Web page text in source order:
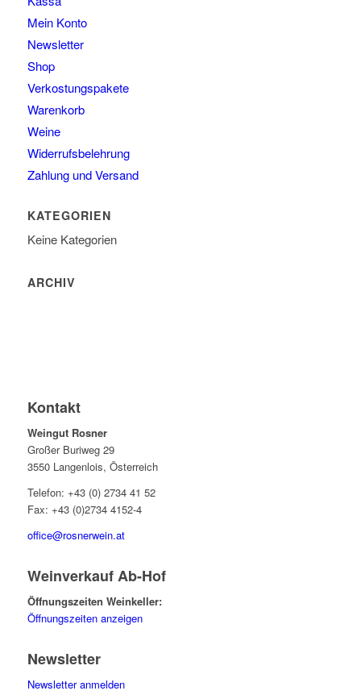
Mein Konto
Newsletter
Shop
Verkostungspakete
Warenkorb
Weine
Widerrufsbelehrung
Zahlung und Versand
KATEGORIEN
Keine Kategorien
ARCHIV
Kontakt
Weingut Rosner
Großer Buriweg 29
3550 Langenlois, Österreich
Telefon: +43 (0) 2734 41 52
Fax: +43 (0)2734 4152-4
office@rosnerwein.at
Weinverkauf Ab-Hof
Öffnungszeiten Weinkeller:
Öffnungszeiten anzeigen
Newsletter
Newsletter anmelden